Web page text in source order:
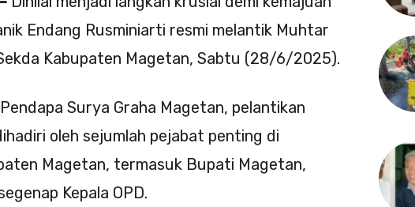
Endang Rusminiarti resmi melantik Muhtar
Kabupaten Magetan, Sabtu (28/6/2025).
Surya Graha Magetan, pelantikan
oleh sejumlah pejabat penting di
Magetan, termasuk Bupati Magetan,
Kepala OPD.